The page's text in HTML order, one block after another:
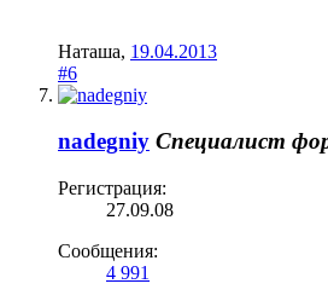
Наташа, 19.04.2013
#6
nadegniy Специалист
Регистрация:
27.09.08
Сообщения:
4 991